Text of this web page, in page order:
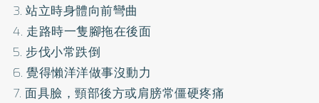
3. 站立時身體向前彎曲
4. 走路時一隻腳拖在後面
5. 步伐小常跌倒
6. 覺得懶洋洋做事沒動力
7. 面具臉，頸部後方或肩膀常僵硬疼痛